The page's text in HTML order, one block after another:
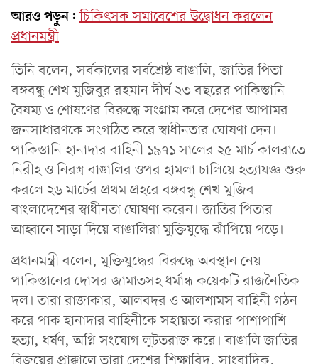
আরও পড়ুন: চিকিৎসক সমাবেশের উদ্বোধন করলেন
প্রধানমন্ত্রী
তিনি বলেন, সর্বকালের সর্বশ্রেষ্ঠ বাঙালি, জাতির পিতা
বঙ্গবন্ধু শেখ মুজিবুর রহমান দীর্ঘ ২৩ বছরের পাকিস্তানি
বৈষম্য ও শোষণের বিরুদ্ধে সংগ্রাম করে দেশের আপামর
জনসাধারণকে সংগঠিত করে স্বাধীনতার ঘোষণা দেন।
পাকিস্তানি হানাদার বাহিনী ১৯৭১ সালের ২৫ মার্চ কালরাতে
নিরীহ ও নিরস্ত্র বাঙালির ওপর হামলা চালিয়ে হত্যাযজ্ঞ শুরু
করলে ২৬ মার্চের প্রথম প্রহরে বঙ্গবন্ধু শেখ মুজিব
বাংলাদেশের স্বাধীনতা ঘোষণা করেন। জাতির পিতার
আহ্বানে সাড়া দিয়ে বাঙালিরা মুক্তিযুদ্ধে ঝাঁপিয়ে পড়ে।
প্রধানমন্ত্রী বলেন, মুক্তিযুদ্ধের বিরুদ্ধে অবস্থান নেয়
পাকিস্তানের দোসর জামাতসহ ধর্মান্ধ কয়েকটি রাজনৈতিক
দল। তারা রাজাকার, আলবদর ও আলশামস বাহিনী গঠন
করে পাক হানাদার বাহিনীকে সহায়তা করার পাশাপাশি
হত্যা, ধর্ষণ, অগ্নি সংযোগ লুটতরাজ করে। বাঙালি জাতির